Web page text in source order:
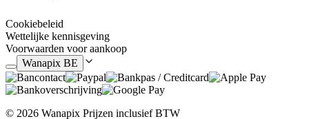
Cookiebeleid
Wettelijke kennisgeving
Voorwaarden voor aankoop
Wanapix BE
© 2026 Wanapix Prijzen inclusief BTW